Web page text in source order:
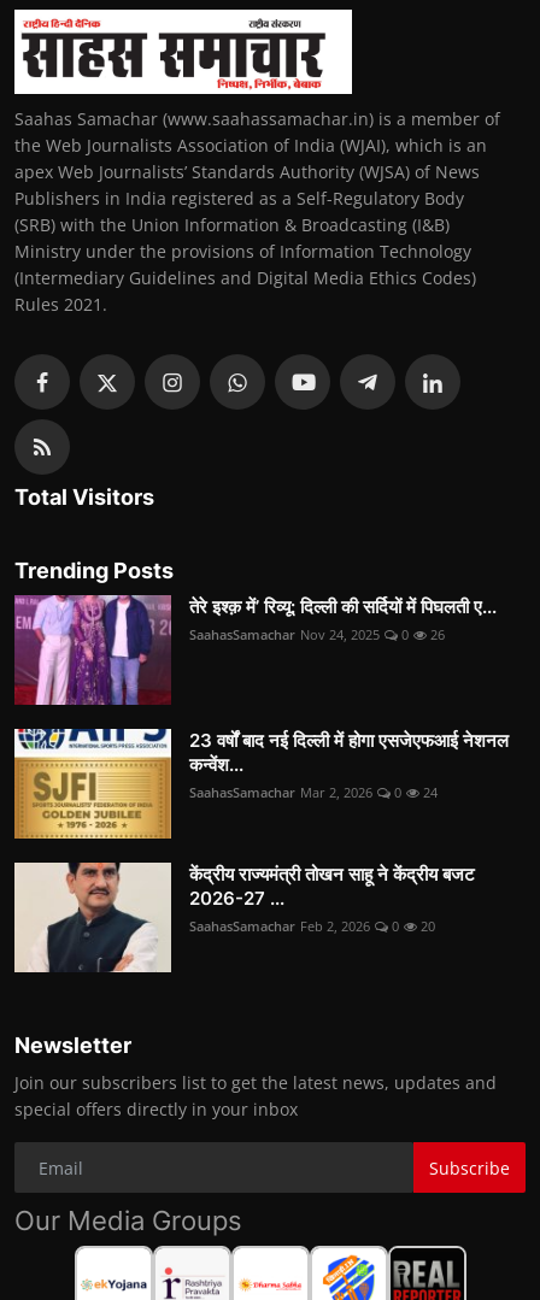
Saahas Samachar (www.saahassamachar.in) is a member of
the Web Journalists Association of India (WJAI), which is an
apex Web Journalists’ Standards Authority (WJSA) of News
Publishers in India registered as a Self-Regulatory Body
(SRB) with the Union Information & Broadcasting (I&B)
Ministry under the provisions of Information Technology
(Intermediary Guidelines and Digital Media Ethics Codes)
Rules 2021.
Total Visitors
Trending Posts
तेरे इश्क़ में’ रिव्यू: दिल्ली की सर्दियों में पिघलती ए...
SaahasSamachar Nov 24, 2025 0 26
23 वर्षों बाद नई दिल्ली में होगा एसजेएफआई नेशनल
कन्वेंश...
SaahasSamachar Mar 2, 2026 0 24
केंद्रीय राज्यमंत्री तोखन साहू ने केंद्रीय बजट
2026-27 ...
SaahasSamachar Feb 2, 2026 0 20
Newsletter
Join our subscribers list to get the latest news, updates and
special offers directly in your inbox
Subscribe
Our Media Groups